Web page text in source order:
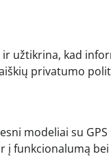
užtikrina, kad
privatumo
modeliai su
į funkcionalumą